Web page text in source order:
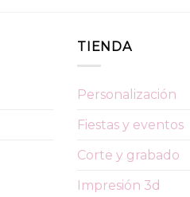
TIENDA
Personalización
Fiestas y eventos
Corte y grabado
Impresión 3d